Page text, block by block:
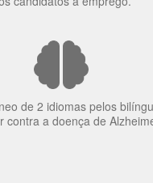
de 2 idiomas pelos
contra a doença de